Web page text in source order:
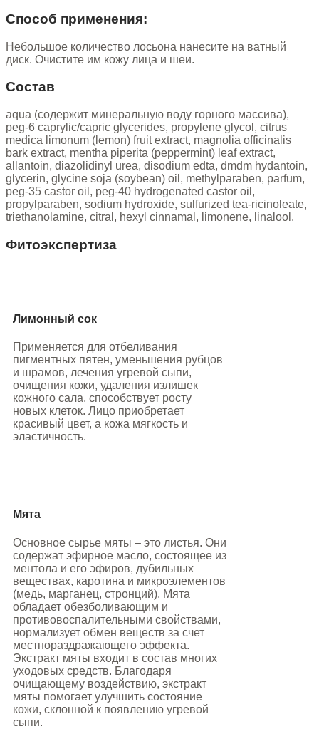
Способ применения:
Небольшое количество лосьона нанесите на ватный
диск. Очистите им кожу лица и шеи.
Состав
aqua (содержит минеральную воду горного массива),
peg-6 caprylic/capric glycerides, propylene glycol, citrus
medica limonum (lemon) fruit extract, magnolia officinalis
bark extract, mentha piperita (peppermint) leaf extract,
allantoin, diazolidinyl urea, disodium edta, dmdm hydantoin,
glycerin, glycine soja (soybean) oil, methylparaben, parfum,
peg-35 castor oil, peg-40 hydrogenated castor oil,
propylparaben, sodium hydroxide, sulfurized tea-ricinoleate,
triethanolamine, citral, hexyl cinnamal, limonene, linalool.
Фитоэкспертиза
Лимонный сок
Применяется для отбеливания
пигментных пятен, уменьшения рубцов
и шрамов, лечения угревой сыпи,
очищения кожи, удаления излишек
кожного сала, способствует росту
новых клеток. Лицо приобретает
красивый цвет, а кожа мягкость и
эластичность.
Мята
Основное сырье мяты – это листья. Они
содержат эфирное масло, состоящее из
ментола и его эфиров, дубильных
веществах, каротина и микроэлементов
(медь, марганец, стронций). Мята
обладает обезболивающим и
противовоспалительными свойствами,
нормализует обмен веществ за счет
местнораздражающего эффекта.
Экстракт мяты входит в состав многих
уходовых средств. Благодаря
очищающему воздействию, экстракт
мяты помогает улучшить состояние
кожи, склонной к появлению угревой
сыпи.